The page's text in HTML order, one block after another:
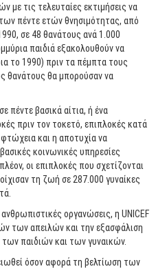
με τις τελευταίες εκτιμήσεις να
πέντε ετών θνησιμότητας, από
σε 48 θανάτους ανά 1.000
παιδιά εξακολουθούν να
το 1990) πριν τα πέμπτα τους
θανάτους θα μπορούσαν να
πέντε βασικά αίτια, ή ένα
πριν τον τοκετό, επιπλοκές κατά
και η αποτυχία να
κοινωνικές υπηρεσίες
οι επιπλοκές που σχετίζονται
τη ζωή σε 287.000 γυναίκες
οργανώσεις, η UNICEF
των απειλών και την εξασφάλιση
παιδιών και των γυναικών.
όσον αφορά τη βελτίωση των